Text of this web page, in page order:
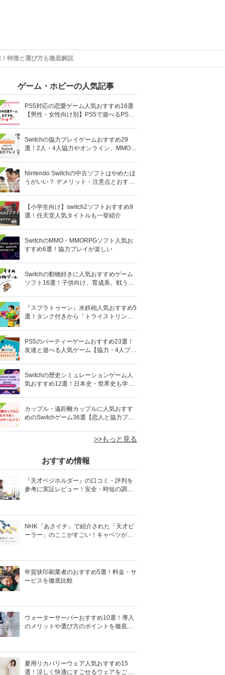
特徴と選び方も徹底解説
ゲーム・ホビーの人気記事
PS5対応の恋愛ゲーム人気おすすめ16選
【男性・女性向け別】PS5で遊べるPS4
Switchの協力プレイゲームおすすめ29
選！2人・4人協力やオンライン、MMOR
Nintendo Switchの中古ソフトはやめたほ
うがいい？ デメリット・注意点とおすす
【小学生向け】switch2ソフトおすすめ9
選！任天堂人気タイトルも一挙紹介
SwitchのMMO・MMORPGソフト人気お
すすめ6選！協力プレイが楽しい
Switchの動物好きに人気おすすめゲーム
ソフト16選！子供向け、育成系、戦う格
『スプラトゥーン』水鉄砲人気おすすめ5
選！タンク付きから「トライストリンガ
PS5のパーティーゲームおすすめ23選！
友達と遊べる人気ゲーム【協力・4人プレ
Switchの歴史シミュレーションゲーム人
気おすすめ12選！日本史・世界史も学べ
カップル・遠距離カップルに人気おすす
めのSwitchゲーム36選【恋人と協力プレ
>>もっと見る
おすすめ情報
『天才ベジホルダー』の口コミ・評判を
参考に実証レビュー！安全・時短の調理
NHK「あさイチ」で紹介された「天才ピ
ーラー」のここがすごい！キャベツがほ
年賀状印刷業者のおすすめ5選！料金・サ
ービスを徹底比較
ウォーターサーバーおすすめ10選！導入
のメリットや選び方のポイントを徹底解
夏用リカバリーウェア人気おすすめ15
選！涼しく快適にすごせるウェアをご紹